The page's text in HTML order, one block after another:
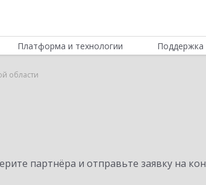
Платформа и технологии Поддержка
области
партнёра и отправьте заявку на